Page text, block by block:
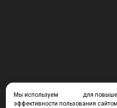
Мы используем
для
эффективности пользования